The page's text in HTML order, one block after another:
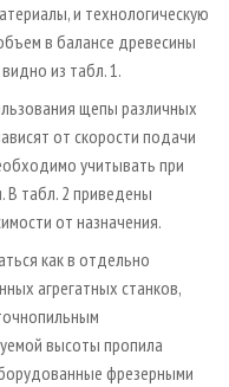
и технологическую
в балансе древесины
из табл. 1.
щепы различных
от скорости подачи
учитывать при
табл. 2 приведены
от назначения.
как в отдельно
агрегатных станков,
высоты пропила
фрезерными